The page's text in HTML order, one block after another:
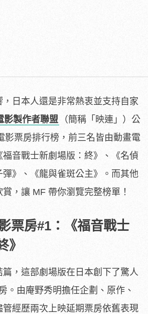
日本人還是非常熱衷並支持自家
影製作者聯盟
（簡稱「映連」）公
影票房排行榜，前三名皆由動畫電
音戰士新劇場版：終》、《名偵
彈》、《龍與雀斑公主》。而其他
，讓 MF 帶你瀏覽完整榜單！
票房#1：《福音戰士
》
，這部劇場版在日本創下了驚人
。由庵野秀明擔任企劃、原作、
經歷兩次上映延期票房依舊表現